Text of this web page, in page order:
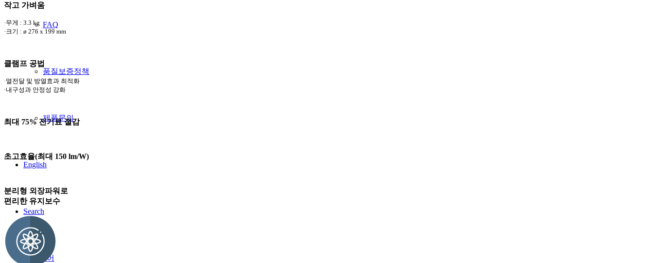
FAQ
품질보증정책
제품문의
English
Search
작고 가벼움
·무게 : 3.3 kg
·크기 : ø 276 x 199 mm
클램프 공법
·열전달 및 방열효과 최적화
·내구성과 안정성 강화
최대 75% 전기료 절감
초고효율(최대 150 lm/W)
분리형 외장파워로
편리한 유지보수